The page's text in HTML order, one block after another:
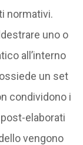
normativi.
uno o
all’interno
un set
condividono i
elaborati
vengono